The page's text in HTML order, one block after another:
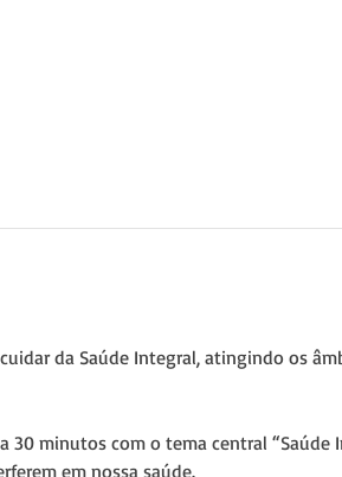
da Saúde Integral, atingindo os
30 minutos com o tema central “Saúde
em nossa saúde.